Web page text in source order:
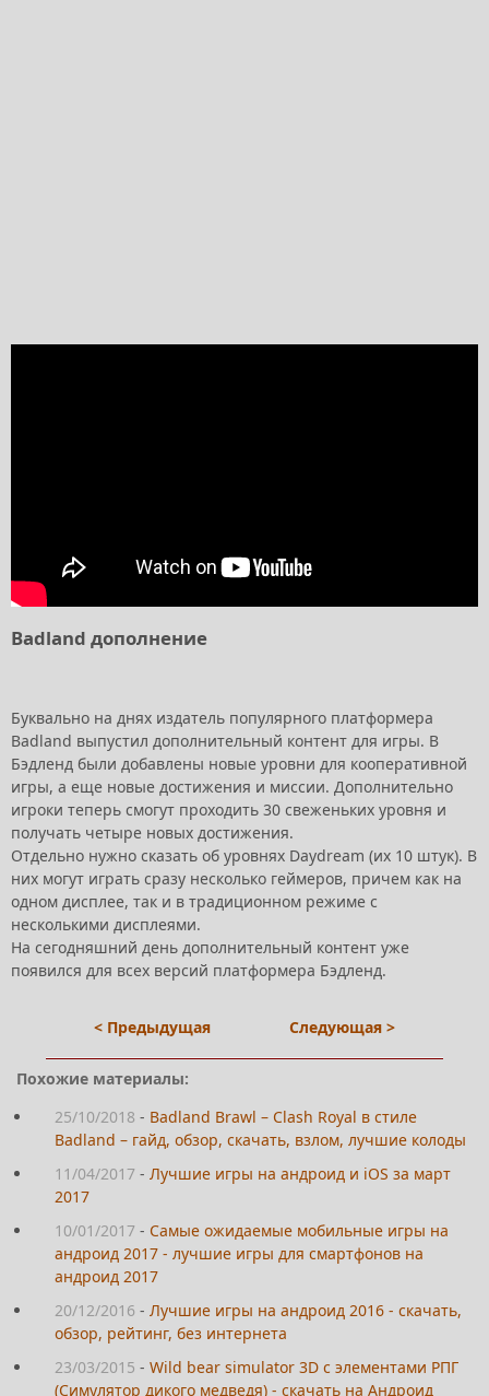
Badland дополнение
Буквально на днях издатель популярного платформера
Badland выпустил дополнительный контент для игры. В
Бэдленд были добавлены новые уровни для кооперативной
игры, а еще новые достижения и миссии. Дополнительно
игроки теперь смогут проходить 30 свеженьких уровня и
получать четыре новых достижения.
Отдельно нужно сказать об уровнях Daydream (их 10 штук). В
них могут играть сразу несколько геймеров, причем как на
одном дисплее, так и в традиционном режиме с
несколькими дисплеями.
На сегодняшний день дополнительный контент уже
появился для всех версий платформера Бэдленд.
< Предыдущая Следующая >
Похожие материалы:
25/10/2018 - Badland Brawl – Clash Royal в стиле
Badland – гайд, обзор, скачать, взлом, лучшие колоды
11/04/2017 - Лучшие игры на андроид и iOS за март
2017
10/01/2017 - Самые ожидаемые мобильные игры на
андроид 2017 - лучшие игры для смартфонов на
андроид 2017
20/12/2016 - Лучшие игры на андроид 2016 - скачать,
обзор, рейтинг, без интернета
23/03/2015 - Wild bear simulator 3D с элементами РПГ
(Симулятор дикого медведя) - скачать на Андроид